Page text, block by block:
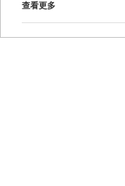
查看更多